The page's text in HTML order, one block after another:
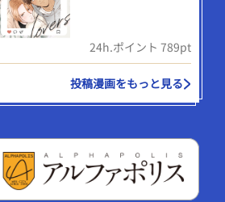
24h.ポイント 789pt
投稿漫画をもっと見る